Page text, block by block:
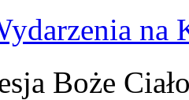
na
Boże